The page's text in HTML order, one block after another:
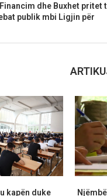
dhe Buxhet pritet
publik mbi Ligjin për
kapën duke